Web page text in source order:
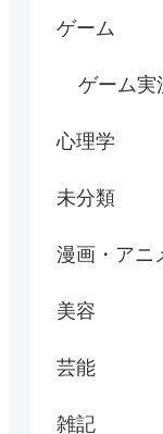
ゲーム
ゲーム実
心理学
未分類
漫画・アニ
美容
芸能
雑記